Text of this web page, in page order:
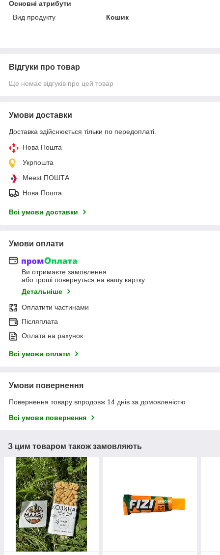
Основні атрибути
Вид продукту
Кошик
Відгуки про товар
Ще немає відгуків про цей товар
Умови доставки
Доставка здійснюється тільки по передоплаті.
Нова Пошта
Укрпошта
Meest ПОШТА
Нова Пошта
Всі умови доставки
Умови оплати
Ви отримаєте замовлення
або гроші повернуться на вашу картку
Детальніше
Оплатити частинами
Післяплата
Оплата на рахунок
Всі умови оплати
Умови повернення
Повернення товару впродовж 14 днів за домовленістю
Всі умови повернення
З цим товаром також замовляють